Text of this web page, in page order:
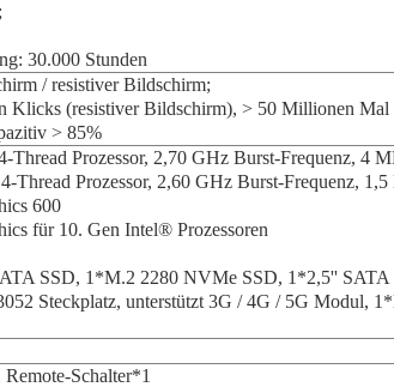
30.000 Stunden
/ resistiver Bildschirm;
Klicks (resistiver Bildschirm), > 50 Millionen
> 85%
Thread Prozessor, 2,70 GHz Burst-Frequenz, 4
Prozessor, 2,60 GHz Burst-Frequenz, 1,5
600
10. Gen Intel® Prozessoren
SSD, 1*M.2 2280 NVMe SSD, 1*2,5''
Steckplatz, unterstützt 3G / 4G / 5G Modul,
Schalter*1